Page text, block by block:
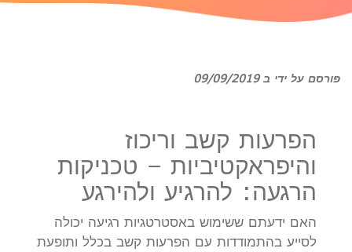
פורסם על ידי ב 09/09/2019
הפרעות קשב וריכוז
והיפראקטיביות – טכניקות
הרגעה: להרגיע ולהירגע
האם ידעתם ששימוש באסטרטגיות רגיעה יכולה
לסייע בהתמודדות עם הפרעות קשב בכלל ותופעת